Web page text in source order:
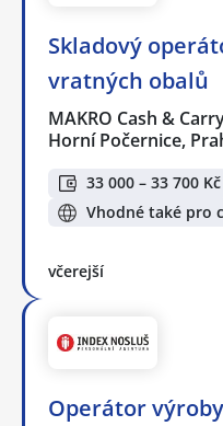
Skladový
vratných obalů
MAKRO Cash &
Horní Počernice,
33 000 – 33 700 Kč
Vhodné také pro
včerejší
Operátor